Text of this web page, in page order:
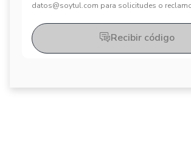
datos@soytul.com para solicitudes o
Recibir código